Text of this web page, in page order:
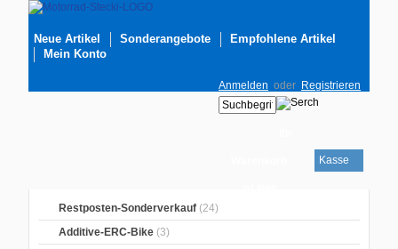
Neue Artikel Sonderangebote
Empfohlene Artikel
Mein Konto
Anmelden oder Registrieren
Kasse
Restposten-Sonderverkauf (24)
Additive-ERC-Bike (3)